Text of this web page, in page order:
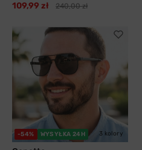
109,99 zł 240,00 zł
-54% WYSYŁKA 24H 3 kolory